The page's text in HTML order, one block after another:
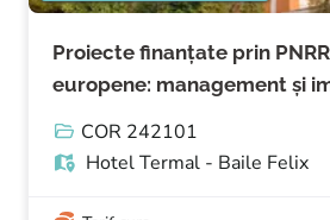
Proiecte finanțate prin
europene: management și
COR 242101
Hotel Termal - Baile Felix